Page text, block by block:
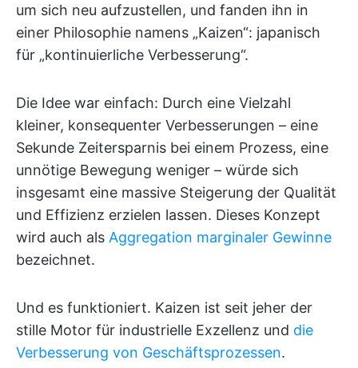
um sich neu aufzustellen, und fanden ihn in
einer Philosophie namens „Kaizen“: japanisch
für „kontinuierliche Verbesserung“.
Die Idee war einfach: Durch eine Vielzahl
kleiner, konsequenter Verbesserungen – eine
Sekunde Zeitersparnis bei einem Prozess, eine
unnötige Bewegung weniger – würde sich
insgesamt eine massive Steigerung der Qualität
und Effizienz erzielen lassen. Dieses Konzept
wird auch als Aggregation marginaler Gewinne
bezeichnet.
Und es funktioniert. Kaizen ist seit jeher der
stille Motor für industrielle Exzellenz und die
Verbesserung von Geschäftsprozessen.